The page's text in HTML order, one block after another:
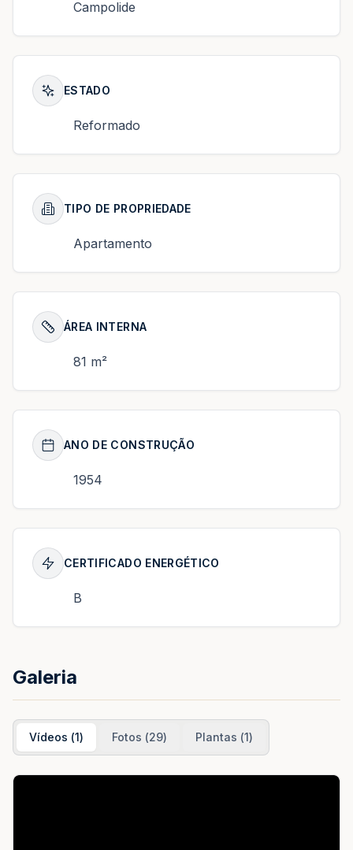
Campolide
ESTADO
Reformado
TIPO DE PROPRIEDADE
Apartamento
ÁREA INTERNA
81 m²
ANO DE CONSTRUÇÃO
1954
CERTIFICADO ENERGÉTICO
B
Galeria
Vídeos (1) Fotos (29) Plantas (1)